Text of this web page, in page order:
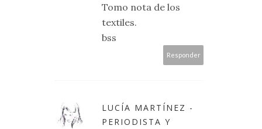
Tomo nota de los
textiles.
bss
Responder
LUCÍA MARTÍNEZ -
PERIODISTA Y